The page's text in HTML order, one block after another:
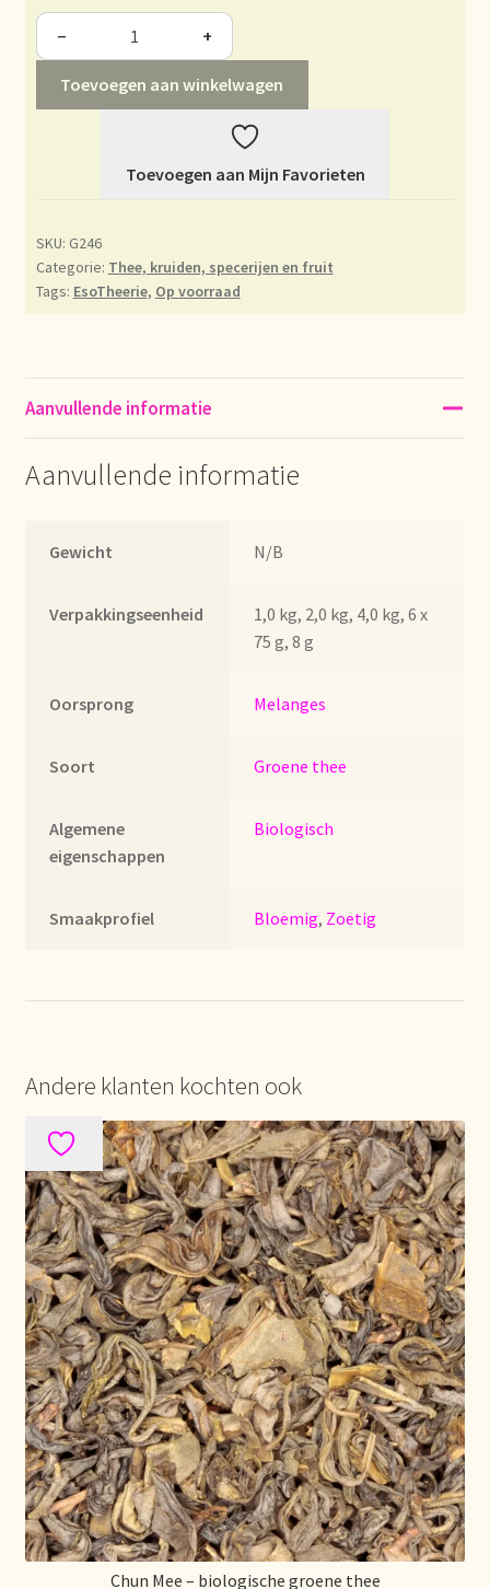
Datenschutzerklärung
Declaración de privacidad
Envío y entrega
Impressum
Imprint
Lista de precios actualizada.
Liste de prix actuelle
Mehrsprachigkeit
Mentions légales
Mijn account
Mijn Favorieten
Multilingualism
Multilinguisme
Multilingüismo.
Newsletter
Newsletter
− +
Toevoegen aan winkelwagen
Toevoegen aan Mijn Favorieten
SKU: G246
Categorie: Thee, kruiden, specerijen en fruit
Tags: EsoTheerie, Op voorraad
Aanvullende informatie
Aanvullende informatie
Gewicht N/B
Verpakkingseenheid
1,0 kg, 2,0 kg, 4,0 kg, 6 x
75 g, 8 g
Oorsprong Melanges
Soort Groene thee
Algemene
eigenschappen
Biologisch
Smaakprofiel Bloemig, Zoetig
Andere klanten kochten ook
Chun Mee – biologische groene thee